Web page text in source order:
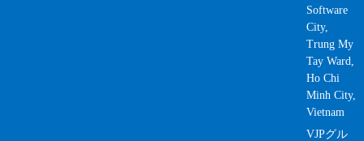
Software
City,
Trung My
Tay Ward,
Ho Chi
Minh City,
Vietnam
VJPグル